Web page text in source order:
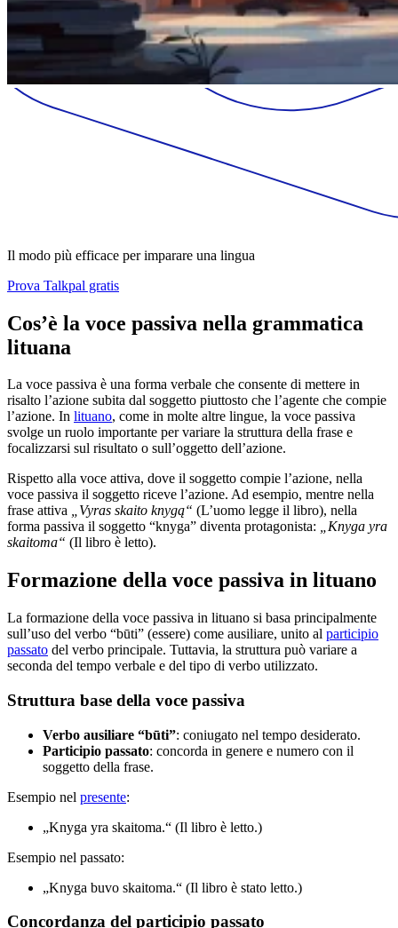
Il modo più efficace per imparare una lingua
Prova Talkpal gratis
Cos’è la voce passiva nella grammatica
lituana
La voce passiva è una forma verbale che consente di mettere in
risalto l’azione subita dal soggetto piuttosto che l’agente che compie
l’azione. In lituano, come in molte altre lingue, la voce passiva
svolge un ruolo importante per variare la struttura della frase e
focalizzarsi sul risultato o sull’oggetto dell’azione.
Rispetto alla voce attiva, dove il soggetto compie l’azione, nella
voce passiva il soggetto riceve l’azione. Ad esempio, mentre nella
frase attiva „Vyras skaito knygą“ (L’uomo legge il libro), nella
forma passiva il soggetto “knyga” diventa protagonista: „Knyga yra
skaitoma“ (Il libro è letto).
Formazione della voce passiva in lituano
La formazione della voce passiva in lituano si basa principalmente
sull’uso del verbo “būti” (essere) come ausiliare, unito al participio
passato del verbo principale. Tuttavia, la struttura può variare a
seconda del tempo verbale e del tipo di verbo utilizzato.
Struttura base della voce passiva
Verbo ausiliare “būti”: coniugato nel tempo desiderato.
Participio passato: concorda in genere e numero con il
soggetto della frase.
Esempio nel presente:
„Knyga yra skaitoma.“ (Il libro è letto.)
Esempio nel passato:
„Knyga buvo skaitoma.“ (Il libro è stato letto.)
Concordanza del participio passato